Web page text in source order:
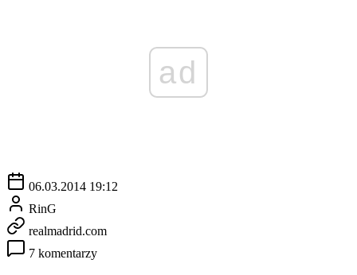
ad
06.03.2014 19:12
RinG
realmadrid.com
7 komentarzy